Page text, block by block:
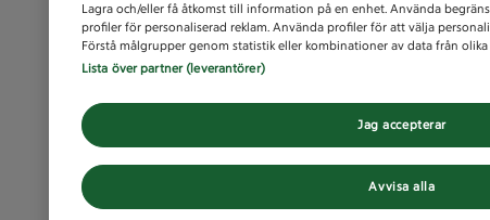
Lagra och/eller få åtkomst till information på en enhet. Använda
profiler för personaliserad reklam. Använda profiler för att välja
Förstå målgrupper genom statistik eller kombinationer av data från
Lista över partner (leverantörer)
Avvisa alla
Jag accepterar